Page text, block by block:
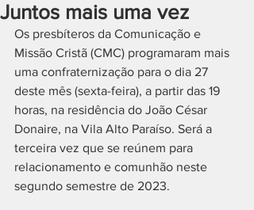
Juntos mais uma vez
Os presbíteros da Comunicação e
Missão Cristã (CMC) programaram mais
uma confraternização para o dia 27
deste mês (sexta-feira), a partir das 19
horas, na residência do João César
Donaire, na Vila Alto Paraíso. Será a
terceira vez que se reúnem para
relacionamento e comunhão neste
segundo semestre de 2023.